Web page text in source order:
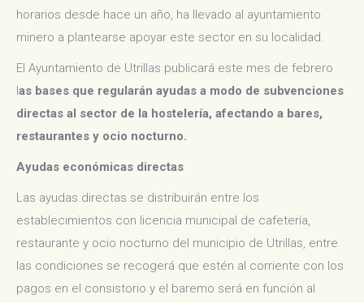
horarios desde hace un año, ha llevado al ayuntamiento
minero a plantearse apoyar este sector en su localidad.
El Ayuntamiento de Utrillas publicará este mes de febrero
las bases que regularán ayudas a modo de subvenciones
directas al sector de la hostelería, afectando a bares,
restaurantes y ocio nocturno.
Ayudas económicas directas
Las ayudas directas se distribuirán entre los
establecimientos con licencia municipal de cafetería,
restaurante y ocio nocturno del municipio de Utrillas, entre
las condiciones se recogerá que estén al corriente con los
pagos en el consistorio y el baremo será en función al